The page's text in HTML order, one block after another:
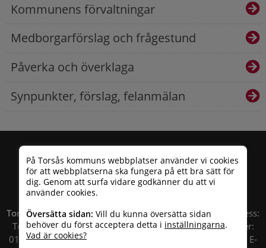
På Torsås kommuns webbplatser använder vi cookies
för att webbplatserna ska fungera på ett bra sätt för
dig. Genom att surfa vidare godkänner du att vi
använder cookies.
Översätta sidan: Vill du kunna översätta sidan
behöver du först acceptera detta i inställningarna.
Vad är cookies?
Kommunens förvaltningar
Medborgarförslag och frågestund
Påverka och överklaga
Synpunkter, förslag, felanmälan
Torsås kommun| Besöksadress: Allfargatan 26 | Postadress:
Torsås kommun, Box 503, 385 25 Torsås Telefonnummer:
010 – 35 33 100 | Organisationsnummer: 212000-0696 | E-